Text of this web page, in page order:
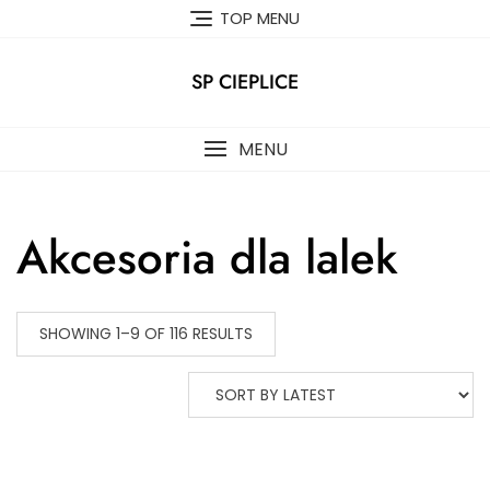
TOP MENU
SP CIEPLICE
MENU
Akcesoria dla lalek
SHOWING 1–9 OF 116 RESULTS